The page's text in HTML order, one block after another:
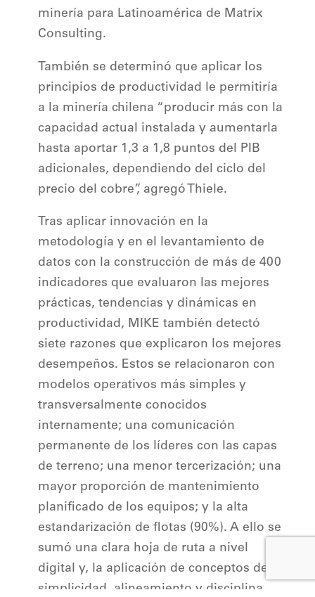
minería para Latinoamérica de Matrix
Consulting.
También se determinó que aplicar los
principios de productividad le permitiría
a la minería chilena “producir más con la
capacidad actual instalada y aumentarla
hasta aportar 1,3 a 1,8 puntos del PIB
adicionales, dependiendo del ciclo del
precio del cobre”, agregó Thiele.
Tras aplicar innovación en la
metodología y en el levantamiento de
datos con la construcción de más de 400
indicadores que evaluaron las mejores
prácticas, tendencias y dinámicas en
productividad, MIKE también detectó
siete razones que explicaron los mejores
desempeños. Estos se relacionaron con
modelos operativos más simples y
transversalmente conocidos
internamente; una comunicación
permanente de los líderes con las capas
de terreno; una menor tercerización; una
mayor proporción de mantenimiento
planificado de los equipos; y la alta
estandarización de flotas (90%). A ello se
sumó una clara hoja de ruta a nivel
digital y, la aplicación de conceptos de
simplicidad, alineamiento y disciplina